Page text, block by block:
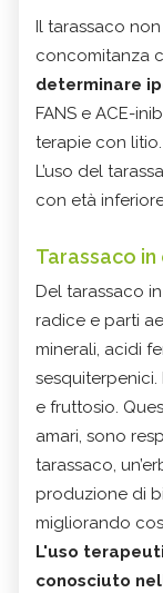
Il tarassaco
concomitanza
determinare
FANS e ACE-
terapie con litio.
L’uso del
con età
Tarassaco
Del tarassaco
radice e parti
minerali, acidi
e fruttosio.
amari, sono
tarassaco,
produzione di
migliorando
L'uso
conosciuto